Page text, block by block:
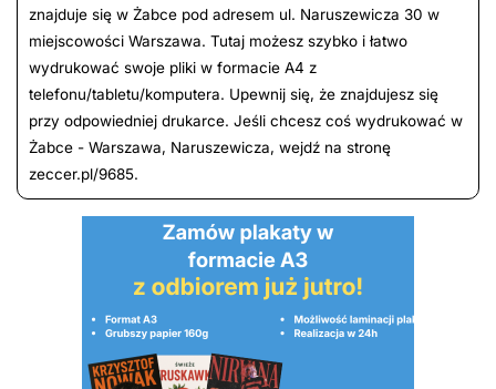
znajduje się w Żabce pod adresem ul. Naruszewicza 30 w
miejscowości Warszawa. Tutaj możesz szybko i łatwo
wydrukować swoje pliki w formacie A4 z
telefonu/tabletu/komputera. Upewnij się, że znajdujesz się
przy odpowiedniej drukarce. Jeśli chcesz coś wydrukować w
Żabce - Warszawa, Naruszewicza, wejdź na stronę
zeccer.pl/9685.